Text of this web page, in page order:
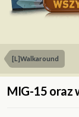
[L]Walkaround
MIG-15 oraz